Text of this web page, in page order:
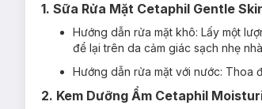
1. Sữa Rửa Mặt Cetaphil Gentle
Hướng dẫn rửa mặt khô: Lấy một
để lại trên da cảm giác sạch nhẹ
Hướng dẫn rửa mặt với nước: Thoa
2. Kem Dưỡng Ẩm Cetaphil